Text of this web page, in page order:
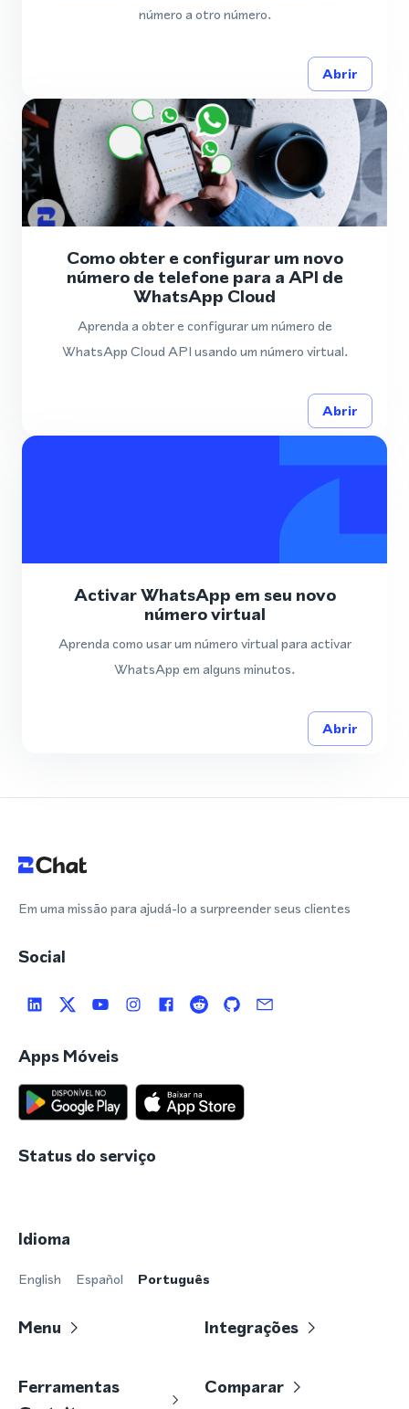
número a otro número.
Abrir
Como obter e configurar um novo
número de telefone para a API de
WhatsApp Cloud
Aprenda a obter e configurar um número de
WhatsApp Cloud API usando um número virtual.
Abrir
Activar WhatsApp em seu novo
número virtual
Aprenda como usar um número virtual para activar
WhatsApp em alguns minutos.
Abrir
Em uma missão para ajudá-lo a surpreender seus clientes
Social
Apps Móveis
Status do serviço
Idioma
English Español Português
Menu Integrações
Ferramentas
Comparar